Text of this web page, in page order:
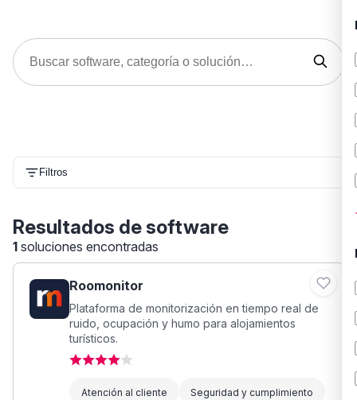
Filtros
Resultados de software
1 soluciones encontradas
Roomonitor
Plataforma de monitorización en tiempo real de
ruido, ocupación y humo para alojamientos
turísticos.
Atención al cliente Seguridad y cumplimiento